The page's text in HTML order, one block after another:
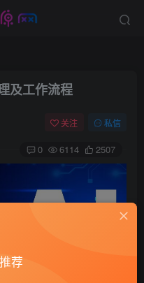
及工作流程
关注 私信
0 6114 2507
荐